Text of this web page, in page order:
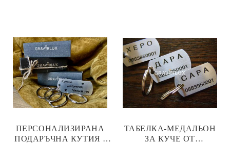
ПЕРСОНАЛИЗИРАНА
ПОДАРЪЧНА КУТИЯ -
ТАБЕЛКА-МЕДАЛЬОН
ЗА КУЧЕ ОТ